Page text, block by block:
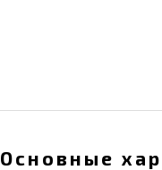
Основные